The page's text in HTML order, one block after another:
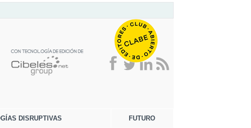
DISRUPTIVAS FUTURO